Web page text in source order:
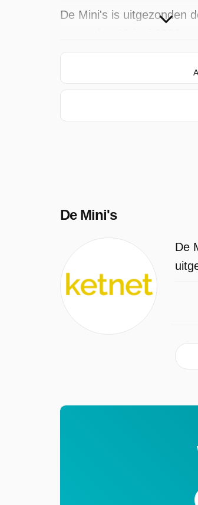
De Mini's is uitgezonden
uur. Deze aflevering is
geplaatst op zondag 26
De Mini's
De